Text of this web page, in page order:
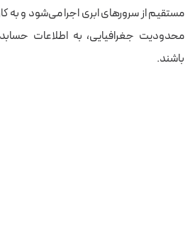
مستقیم از سرورهای ابری اجرا می‌شود و به
محدودیت جغرافیایی، به اطلاعات
باشند.